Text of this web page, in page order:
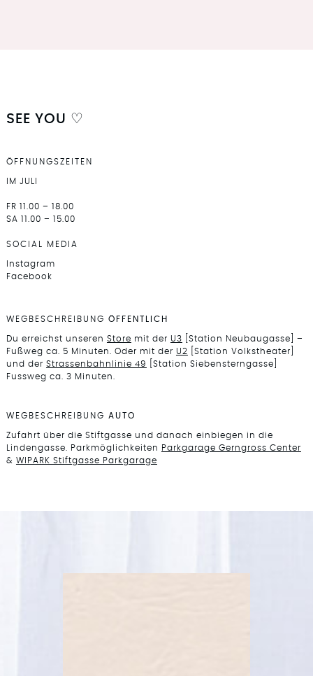
SEE YOU ♡
ÖFFNUNGSZEITEN
IM JULI
FR 11.00 – 18.00
SA 11.00 – 15.00
SOCIAL MEDIA
Instagram
Facebook
WEGBESCHREIBUNG ÖFFENTLICH
Du erreichst unseren Store mit der U3 [Station Neubaugasse] –
Fußweg ca. 5 Minuten. Oder mit der U2
[Station Volkstheater]
und der Strassenbahnlinie 49
[Station Siebensterngasse]
Fussweg ca. 3 Minuten.
WEGBESCHREIBUNG AUTO
Zufahrt über die Stiftgasse und danach einbiegen in die
Lindengasse. Parkmöglichkeiten Parkgarage Gerngross Center
& WIPARK Stiftgasse Parkgarage